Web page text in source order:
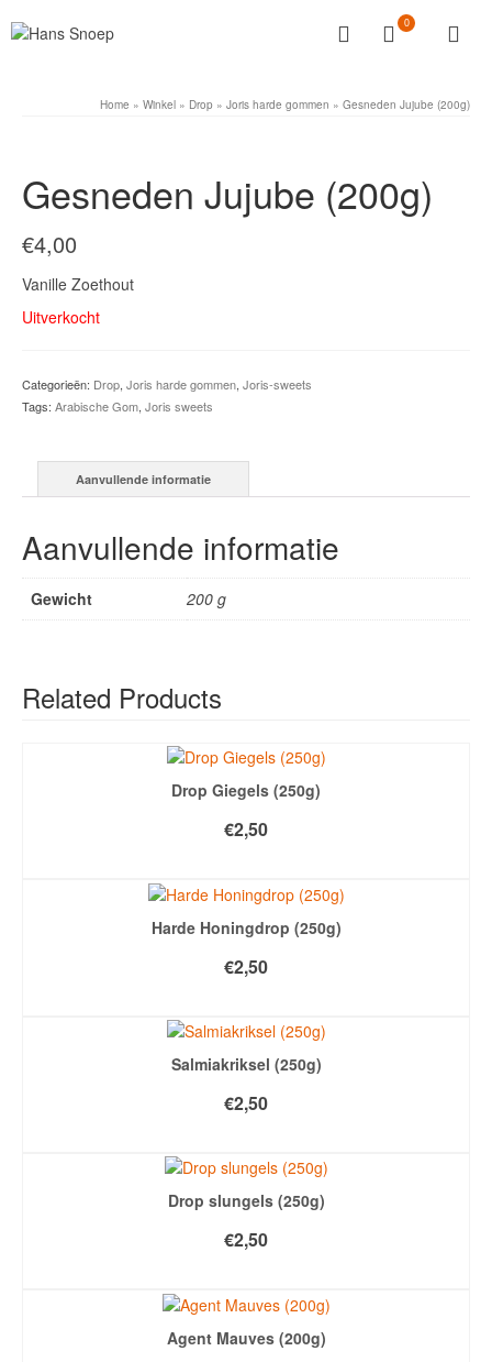
0
Home » Winkel » Drop » Joris harde gommen » Gesneden Jujube (200g)
Gesneden Jujube (200g)
€4,00
Vanille Zoethout
Uitverkocht
Categorieën: Drop, Joris harde gommen, Joris-sweets
Tags: Arabische Gom, Joris sweets
Aanvullende informatie
Aanvullende informatie
Gewicht 200 g
Related Products
Drop Giegels (250g)
€2,50
Harde Honingdrop (250g)
€2,50
Salmiakriksel (250g)
€2,50
Drop slungels (250g)
€2,50
Agent Mauves (200g)